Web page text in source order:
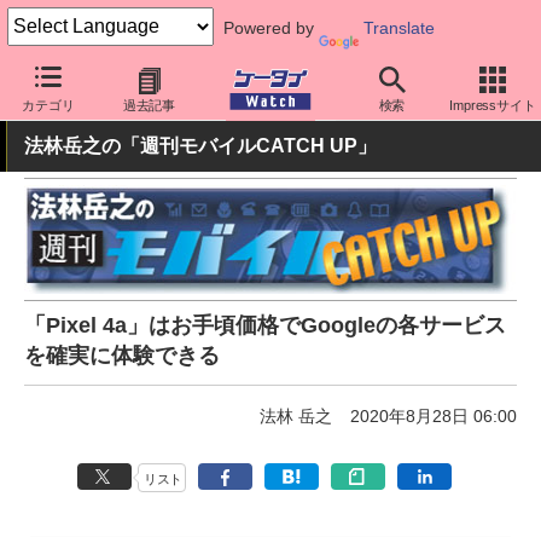
Powered by Translate
カテゴリ 過去記事 検索 Impressサイト
ケータイ Watch OS Android Pixel
法林岳之の「週刊モバイルCATCH UP」
「Pixel 4a」はお手頃価格でGoogleの各サービス
を確実に体験できる
法林 岳之 2020年8月28日 06:00
リスト